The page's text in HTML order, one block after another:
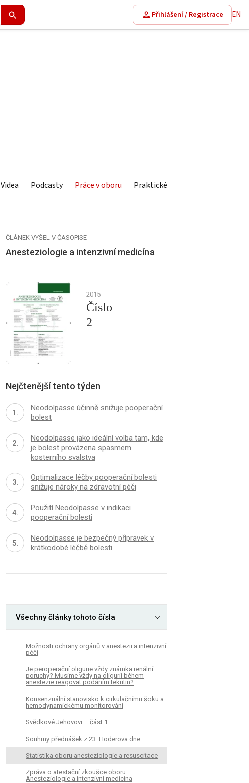
Přihlášení / Registrace EN
Videa Podcasty Práce v oboru Praktické
ČLÁNEK VYŠEL V ČASOPISE
Anesteziologie a intenzivní medicína
2015
Číslo
2
Nejčtenější tento týden
Neodolpasse účinně snižuje pooperační
bolest
Neodolpasse jako ideální volba tam, kde
je bolest provázena spasmem
kosterního svalstva
Optimalizace léčby pooperační bolesti
snižuje nároky na zdravotní péči
Použití Neodolpasse v indikaci
pooperační bolesti
Neodolpasse je bezpečný přípravek v
krátkodobé léčbě bolesti
Všechny články tohoto čísla
Možnosti ochrany orgánů v anestezii a intenzivní
péči
Je peroperační oligurie vždy známka renální
poruchy? Musíme vždy na oligurii během
anestezie reagovat podáním tekutin?
Konsenzuální stanovisko k cirkulačnímu šoku a
hemodynamickému monitorování
Svědkové Jehovovi – část 1
Souhrny přednášek z 23. Hoderova dne
Statistika oboru anesteziologie a resuscitace
Zpráva o atestační zkoušce oboru
Anesteziologie a intenzivní medicína